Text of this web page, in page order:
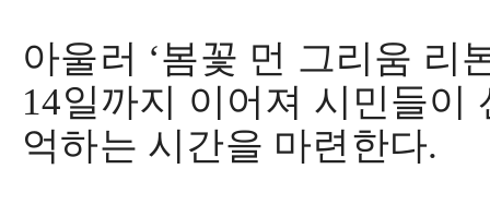
아울러 ‘봄꽃 먼 그리움 리
14일까지 이어져 시민들이
억하는 시간을 마련한다.